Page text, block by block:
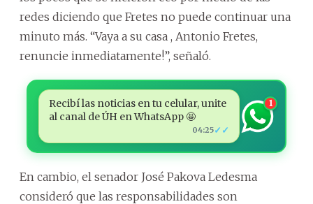
redes diciendo que Fretes no puede continuar una
minuto más. “Vaya a su casa , Antonio Fretes,
renuncie inmediatamente!”, señaló.
Recibí las noticias en tu celular, unite
al canal de ÚH en WhatsApp 🤩
04:25✓✓
1
En cambio, el senador José Pakova Ledesma
consideró que las responsabilidades son